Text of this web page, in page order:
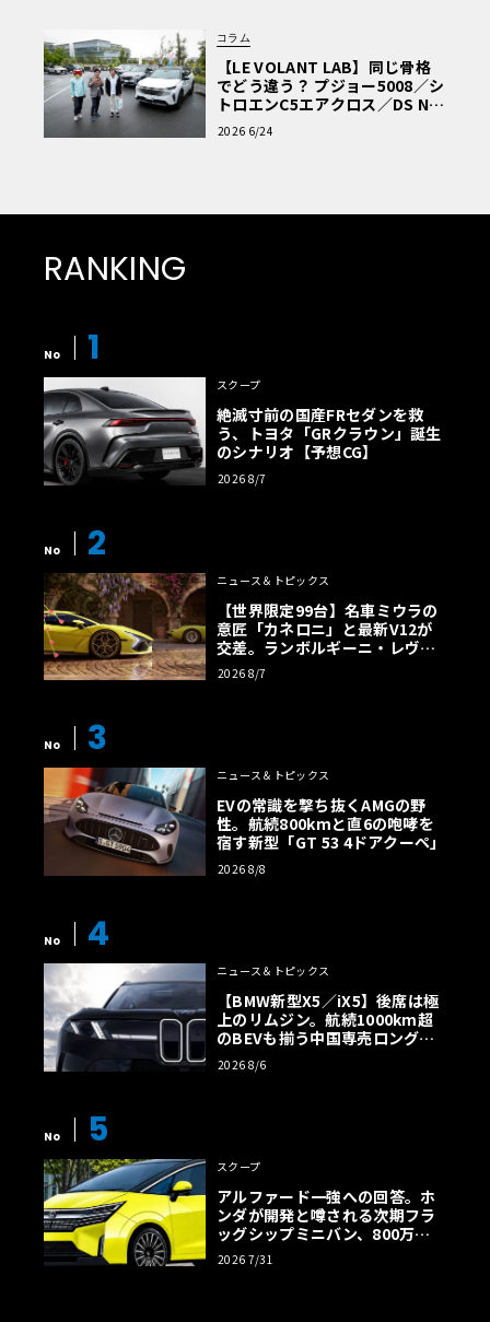
コラム
【LE VOLANT LAB】同じ骨格
でどう違う？ プジョー5008／シ
トロエンC5エアクロス／DS Nº4
読者一気乗りレポート
2026 6/24
RANKING
No 1
スクープ
絶滅寸前の国産FRセダンを救
う、トヨタ「GRクラウン」誕生
のシナリオ【予想CG】
2026 8/7
No 2
ニュース＆トピックス
【世界限定99台】名車ミウラの
意匠「カネロニ」と最新V12が
交差。ランボルギーニ・レヴエ
ルトに60周年記念車が登場
2026 8/7
No 3
ニュース＆トピックス
EVの常識を撃ち抜くAMGの野
性。航続800kmと直6の咆哮を
宿す新型「GT 53 4ドアクーペ」
2026 8/8
No 4
ニュース＆トピックス
【BMW新型X5／iX5】後席は極
上のリムジン。航続1000km超
のBEVも揃う中国専売ロング仕
様の全貌
2026 8/6
No 5
スクープ
アルファード一強への回答。ホ
ンダが開発と噂される次期フラ
ッグシップミニバン、800万円
超の勝算【予想CG】
2026 7/31